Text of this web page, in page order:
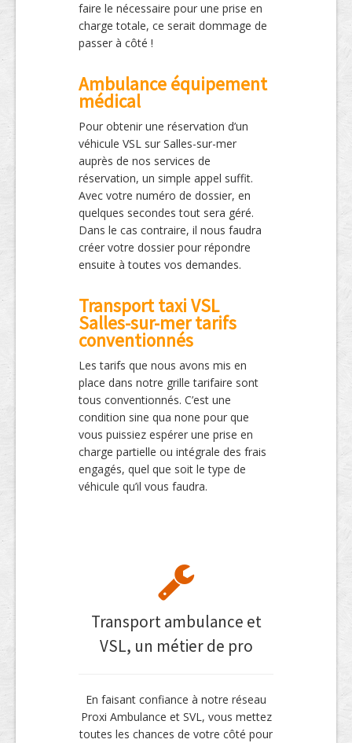
faire le nécessaire pour une prise en
charge totale, ce serait dommage de
passer à côté !
Ambulance équipement
médical
Pour obtenir une réservation d’un
véhicule VSL sur Salles-sur-mer
auprès de nos services de
réservation, un simple appel suffit.
Avec votre numéro de dossier, en
quelques secondes tout sera géré.
Dans le cas contraire, il nous faudra
créer votre dossier pour répondre
ensuite à toutes vos demandes.
Transport taxi VSL
Salles-sur-mer tarifs
conventionnés
Les tarifs que nous avons mis en
place dans notre grille tarifaire sont
tous conventionnés. C’est une
condition sine qua none pour que
vous puissiez espérer une prise en
charge partielle ou intégrale des frais
engagés, quel que soit le type de
véhicule qu’il vous faudra.
Transport ambulance et
VSL, un métier de pro
En faisant confiance à notre réseau
Proxi Ambulance et SVL, vous mettez
toutes les chances de votre côté pour